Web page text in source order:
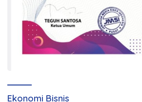
Ekonomi Bisnis